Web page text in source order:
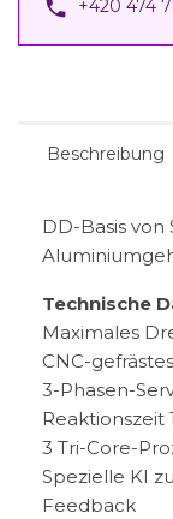
phone +420 474
Beschreibung
DD-Basis von
Technische
Maximales
CNC-
3-Phasen-
Reaktionszeit
3 Tri-Core-
Spezielle KI
Feedback